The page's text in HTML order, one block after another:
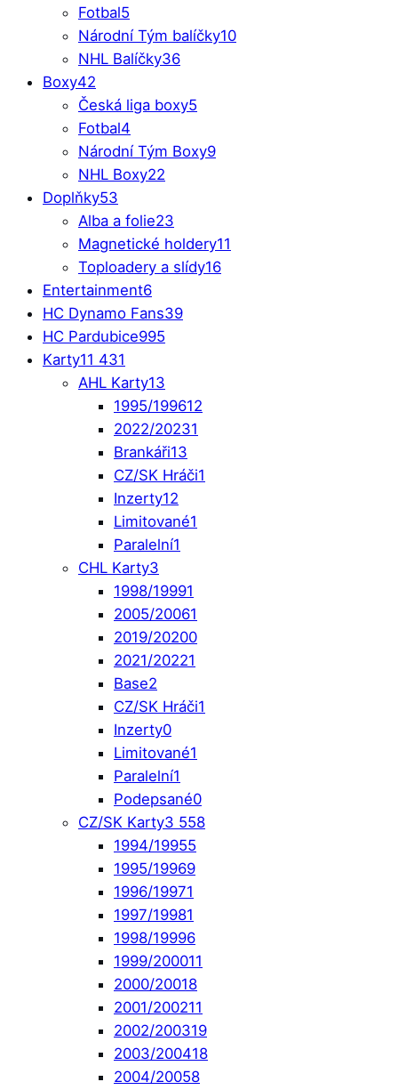
Fotbal5
Národní Tým balíčky10
NHL Balíčky36
Boxy42
Česká liga boxy5
Fotbal4
Národní Tým Boxy9
NHL Boxy22
Doplňky53
Alba a folie23
Magnetické holdery11
Toploadery a slídy16
Entertainment6
HC Dynamo Fans39
HC Pardubice995
Karty11 431
AHL Karty13
1995/199612
2022/20231
Brankáři13
CZ/SK Hráči1
Inzerty12
Limitované1
Paralelní1
CHL Karty3
1998/19991
2005/20061
2019/20200
2021/20221
Base2
CZ/SK Hráči1
Inzerty0
Limitované1
Paralelní1
Podepsané0
CZ/SK Karty3 558
1994/19955
1995/19969
1996/19971
1997/19981
1998/19996
1999/200011
2000/20018
2001/200211
2002/200319
2003/200418
2004/20058